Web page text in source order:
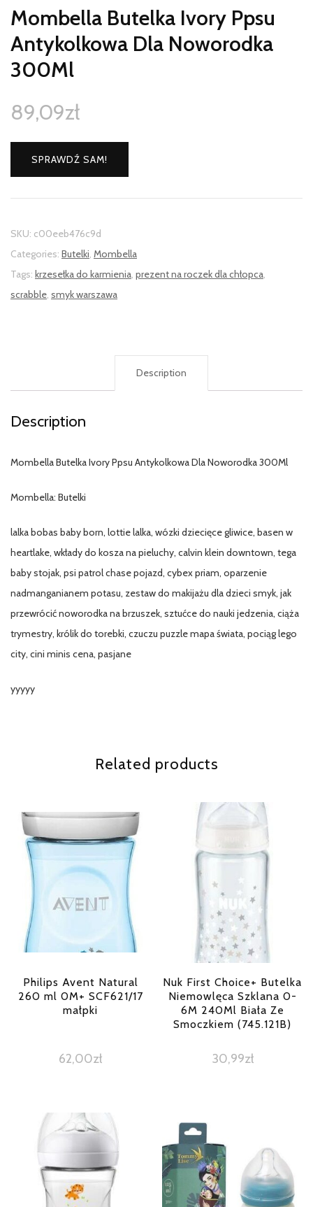
Mombella Butelka Ivory Ppsu
Antykolkowa Dla Noworodka
300Ml
89,09zł
SPRAWDŹ SAM!
SKU: c00eeb476c9d
Categories: Butelki, Mombella
Tags: krzesełka do karmienia, prezent na roczek dla chłopca,
scrabble, smyk warszawa
Description
Description
Mombella Butelka Ivory Ppsu Antykolkowa Dla Noworodka 300Ml
Mombella: Butelki
lalka bobas baby born, lottie lalka, wózki dziecięce gliwice, basen w
heartlake, wkłady do kosza na pieluchy, calvin klein downtown, tega
baby stojak, psi patrol chase pojazd, cybex priam, oparzenie
nadmanganianem potasu, zestaw do makijażu dla dzieci smyk, jak
przewrócić noworodka na brzuszek, sztućce do nauki jedzenia, ciąża
trymestry, królik do torebki, czuczu puzzle mapa świata, pociąg lego
city, cini minis cena, pasjane
yyyyy
Related products
Philips Avent Natural
260 ml 0M+ SCF621/17
małpki
62,00zł
Nuk First Choice+ Butelka
Niemowlęca Szklana 0-
6M 240Ml Biała Ze
Smoczkiem (745.121B)
30,99zł